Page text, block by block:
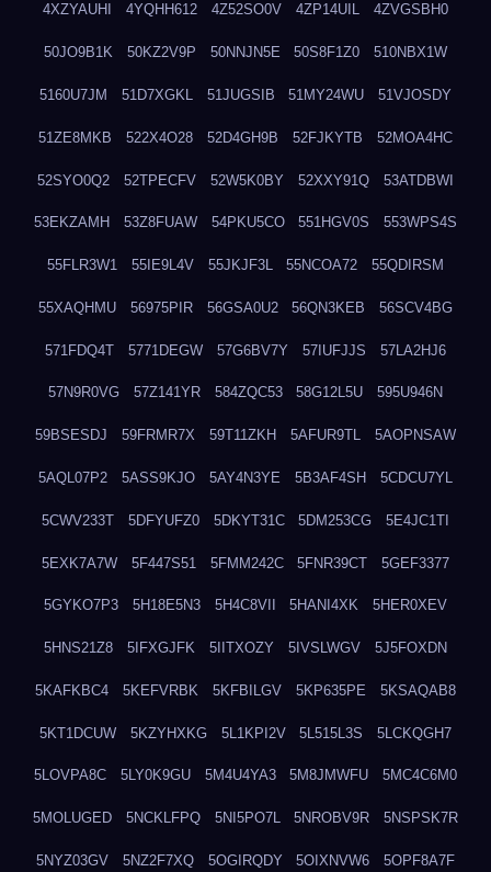
4XZYAUHI 4YQHH612 4Z52SO0V 4ZP14UIL 4ZVGSBH0
50JO9B1K 50KZ2V9P 50NNJN5E 50S8F1Z0 510NBX1W
5160U7JM 51D7XGKL 51JUGSIB 51MY24WU 51VJOSDY
51ZE8MKB 522X4O28 52D4GH9B 52FJKYTB 52MOA4HC
52SYO0Q2 52TPECFV 52W5K0BY 52XXY91Q 53ATDBWI
53EKZAMH 53Z8FUAW 54PKU5CO 551HGV0S 553WPS4S
55FLR3W1 55IE9L4V 55JKJF3L 55NCOA72 55QDIRSM
55XAQHMU 56975PIR 56GSA0U2 56QN3KEB 56SCV4BG
571FDQ4T 5771DEGW 57G6BV7Y 57IUFJJS 57LA2HJ6
57N9R0VG 57Z141YR 584ZQC53 58G12L5U 595U946N
59BSESDJ 59FRMR7X 59T11ZKH 5AFUR9TL 5AOPNSAW
5AQL07P2 5ASS9KJO 5AY4N3YE 5B3AF4SH 5CDCU7YL
5CWV233T 5DFYUFZ0 5DKYT31C 5DM253CG 5E4JC1TI
5EXK7A7W 5F447S51 5FMM242C 5FNR39CT 5GEF3377
5GYKO7P3 5H18E5N3 5H4C8VII 5HANI4XK 5HER0XEV
5HNS21Z8 5IFXGJFK 5IITXOZY 5IVSLWGV 5J5FOXDN
5KAFKBC4 5KEFVRBK 5KFBILGV 5KP635PE 5KSAQAB8
5KT1DCUW 5KZYHXKG 5L1KPI2V 5L515L3S 5LCKQGH7
5LOVPA8C 5LY0K9GU 5M4U4YA3 5M8JMWFU 5MC4C6M0
5MOLUGED 5NCKLFPQ 5NI5PO7L 5NROBV9R 5NSPSK7R
5NYZ03GV 5NZ2F7XQ 5OGIRQDY 5OIXNVW6 5OPF8A7F